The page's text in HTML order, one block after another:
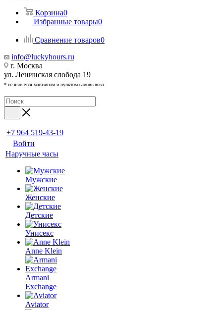
Корзина0
Избранные товары0
Сравнение товаров0
info@luckyhours.ru
г. Москва
ул. Ленинская слобода 19
* не является магазином и пунктом самовывоза
+7 964 519-43-19
Войти
Наручные часы
Мужские
Женские
Детские
Унисекс
Anne Klein
Armani
Exchange
Aviator